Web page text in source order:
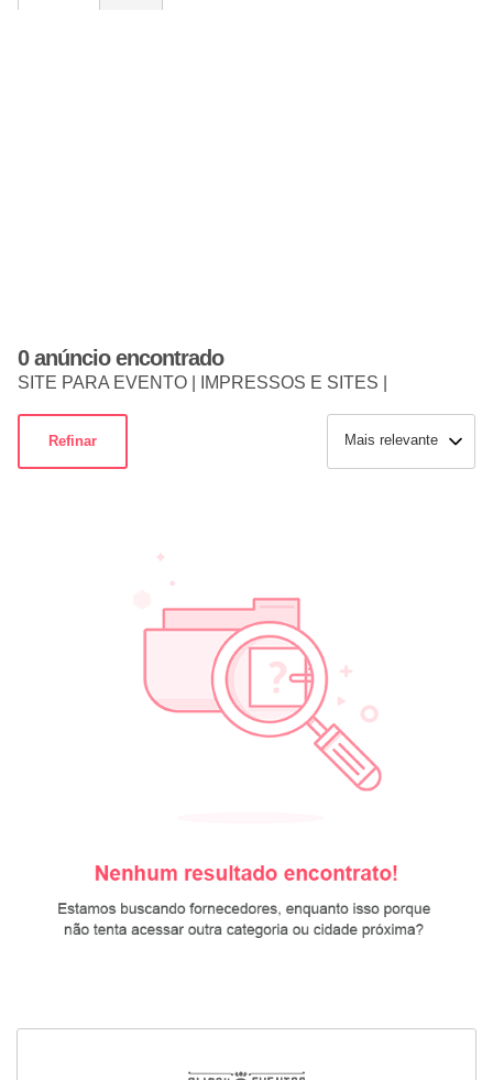
0 anúncio encontrado
SITE PARA EVENTO | IMPRESSOS E SITES |
Refinar Mais relevante